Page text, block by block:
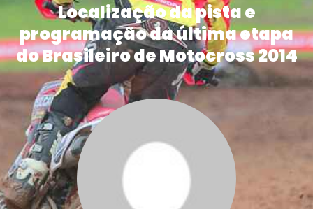
Localização da pista e
programação da última etapa
do Brasileiro de Motocross 2014